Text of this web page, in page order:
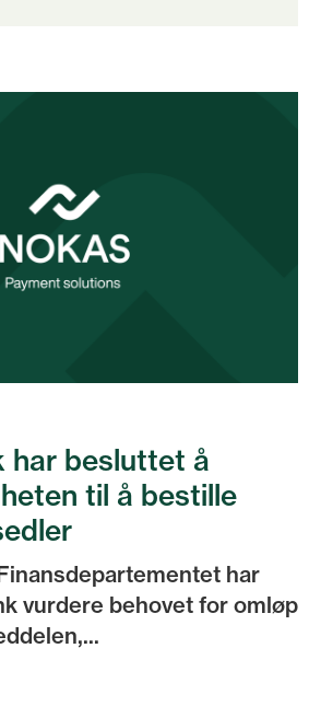
har besluttet å
til å bestille
har
vurdere behovet for omløp